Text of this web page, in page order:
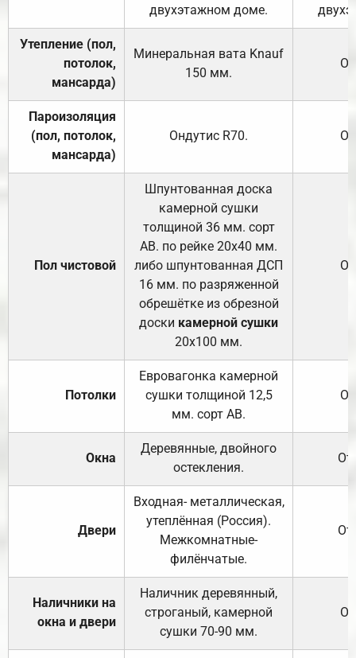
двухэтажном доме.
Утепление (пол,
потолок,
мансарда)
Минеральная вата Knauf
150 мм.
Пароизоляция
(пол, потолок,
мансарда)
Ондутис R70.
Пол чистовой
Шпунтованная доска
камерной сушки
толщиной 36 мм. сорт
АВ. по рейке 20х40 мм.
либо шпунтованная ДСП
16 мм. по разряженной
обрешётке из обрезной
доски камерной сушки
20х100 мм.
Потолки
Евровагонка камерной
сушки толщиной 12,5
мм. сорт АВ.
Окна
Деревянные, двойного
остекления.
Двери
Входная- металлическая,
утеплённая (Россия).
Межкомнатные-
филёнчатые.
Наличники на
окна и двери
Наличник деревянный,
строганый, камерной
сушки 70-90 мм.